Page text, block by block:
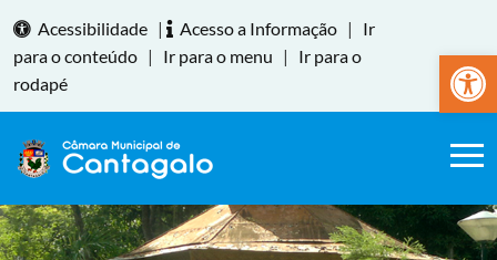
Abrir
Acessibilidade | Acesso a Informação |
Ir
para o conteúdo | Ir para o menu |
Ir para o
rodapé